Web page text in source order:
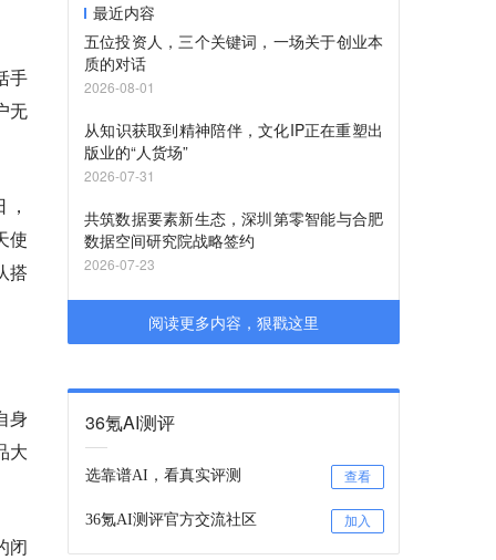
手
无
使
搭
身
大
闭
最近内容
五位投资人，三个关键词，一场关于创业本
质的对话
2026-08-01
从知识获取到精神陪伴，文化IP正在重塑出
版业的“人货场”
2026-07-31
共筑数据要素新生态，深圳第零智能与合肥
数据空间研究院战略签约
2026-07-23
阅读更多内容，狠戳这里
36氪AI测评
选靠谱AI，看真实评测 查看
36氪AI测评官方交流社区 加入